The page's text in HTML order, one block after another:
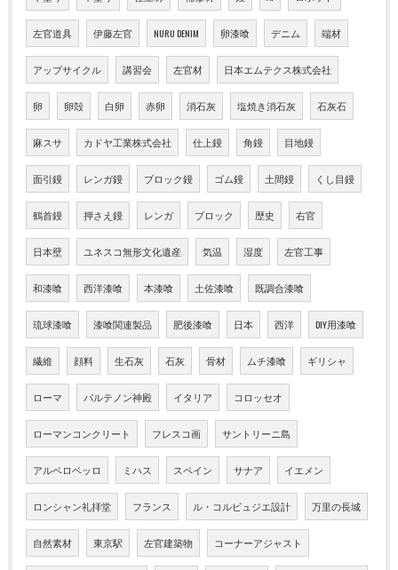
左官道具 伊藤左官 NURU DENIM 卵漆喰 デニム 端材
アップサイクル 講習会 左官材 日本エムテクス株式会社
卵 卵殻 白卵 赤卵 消石灰 塩焼き消石灰 石灰石
麻スサ カドヤ工業株式会社 仕上鏝 角鏝 目地鏝
面引鏝 レンガ鏝 ブロック鏝 ゴム鏝 土間鏝 くし目鏝
鶴首鏝 押さえ鏝 レンガ ブロック 歴史 右官
日本壁 ユネスコ無形文化遺産 気温 湿度 左官工事
和漆喰 西洋漆喰 本漆喰 土佐漆喰 既調合漆喰
琉球漆喰 漆喰関連製品 肥後漆喰 日本 西洋 DIY用漆喰
繊維 顔料 生石灰 石灰 骨材 ムチ漆喰 ギリシャ
ローマ パルテノン神殿 イタリア コロッセオ
ローマンコンクリート フレスコ画 サントリーニ島
アルベロベッロ ミハス スペイン サナア イエメン
ロンシャン礼拝堂 フランス ル・コルビュジエ設計 万里の長城
自然素材 東京駅 左官建築物 コーナーアジャスト